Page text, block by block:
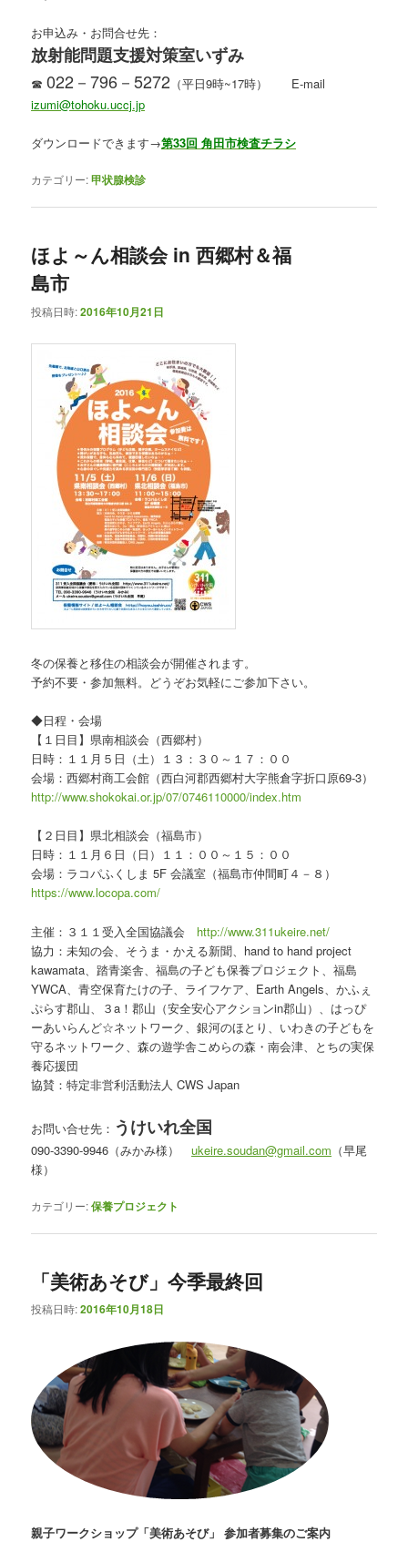
お申込み・お問合せ先：
放射能問題支援対策室いずみ
☎022－796－5272 （平日9時~17時） E-mail
izumi@tohoku.uccj.jp
ダウンロードできます→第33回 角田市検査チラシ
カテゴリー:甲状腺検診
ほよ～ん相談会 in 西郷村＆福
島市
投稿日時:2016年10月21日
冬の保養と移住の相談会が開催されます。
予約不要・参加無料。どうぞお気軽にご参加下さい。
◆日程・会場
【１日目】県南相談会（西郷村）
日時：１１月５日（土）１３：３０～１７：００
会場：西郷村商工会館（西白河郡西郷村大字熊倉字折口原69-3）
http://www.shokokai.or.jp/07/0746110000/index.htm
【２日目】県北相談会（福島市）
日時：１１月６日（日）１１：００～１５：００
会場：ラコパふくしま 5F 会議室（福島市仲間町４－８）
https://www.locopa.com/
主催：３１１受入全国協議会 http://www.311ukeire.net/
協力：未知の会、そうま・かえる新聞、hand to hand project
kawamata、踏青楽舎、福島の子ども保養プロジェクト、福島
YWCA、青空保育たけの子、ライフケア、Earth Angels、かふぇ
ぷらす郡山、３a！郡山（安全安心アクションin郡山）、はっぴ
ーあいらんど☆ネットワーク、銀河のほとり、いわきの子どもを
守るネットワーク、森の遊学舎こめらの森・南会津、とちの実保
養応援団
協賛：特定非営利活動法人 CWS Japan
お問い合せ先： うけいれ全国
090-3390-9946（みかみ様）ukeire.soudan@gmail.com （早尾
様）
カテゴリー:保養プロジェクト
「美術あそび」今季最終回
投稿日時:2016年10月18日
親子ワークショップ「美術あそび」 参加者募集のご案内